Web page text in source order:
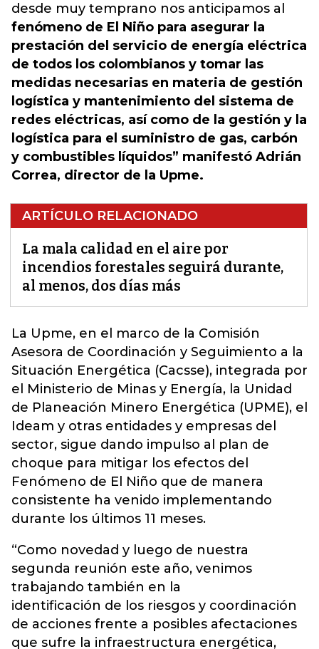
desde muy temprano nos anticipamos al
fenómeno de El Niño para asegurar la
prestación del servicio de energía eléctrica
de todos los colombianos y tomar las
medidas necesarias en materia de gestión
logística y mantenimiento del sistema de
redes eléctricas, así como de la gestión y la
logística para el suministro de gas, carbón
y combustibles líquidos” manifestó Adrián
Correa, director de la Upme.
ARTÍCULO RELACIONADO
La mala calidad en el aire por
incendios forestales seguirá durante,
al menos, dos días más
La Upme, en el marco de la Comisión
Asesora de Coordinación y Seguimiento a la
Situación Energética (Cacsse), integrada por
el Ministerio de Minas y Energía, la Unidad
de Planeación Minero Energética (UPME), el
Ideam y otras entidades y empresas del
sector, sigue dando impulso al plan de
choque para mitigar los efectos del
Fenómeno de El Niño que de manera
consistente ha venido implementando
durante los últimos 11 meses.
“Como novedad y luego de nuestra
segunda reunión este año, venimos
trabajando también en la
identificación de los riesgos y coordinación
de acciones frente a posibles afectaciones
que sufre la infraestructura energética,